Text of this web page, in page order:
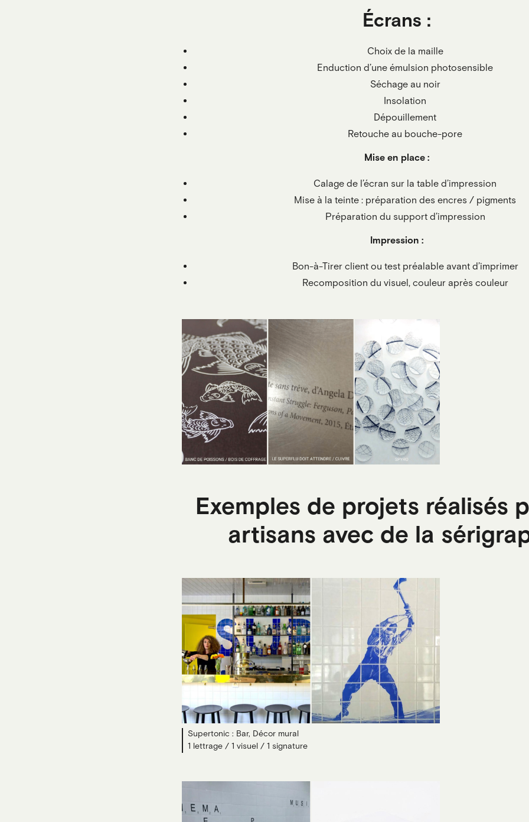
Écrans :
Choix de la maille
Enduction d’une émulsion photosensible
Séchage au noir
Insolation
Dépouillement
Retouche au bouche-pore
Mise en place :
Calage de l’écran sur la table d’impression
Mise à la teinte : préparation des encres / pigments
Préparation du support d’impression
Impression :
Bon-à-Tirer client ou test préalable avant d’imprimer
Recomposition du visuel, couleur après couleur
Exemples de projets réalisés
artisans avec de la
Supertonic : Bar, Décor mural
1 lettrage / 1 visuel / 1 signature